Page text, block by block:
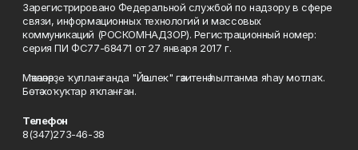
Зарегистрировано Федеральной службой по надзору в сфере
связи, информационных технологий и массовых
коммуникаций (РОСКОМНАДЗОР). Регистрационный номер:
серия ПИ ФС77-68471 от 27 января 2017 г.
Мәҡәләләрҙе ҡулланғанда "Йәшлек" гәзитенә һылтанма яһау мотлаҡ.
Бөтә хоҡуҡтар яҡланған.
Телефон
8(347)273-46-38